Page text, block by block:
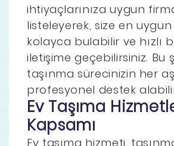
ihtiyaçlarınıza uygun
listeleyerek, size en
kolayca bulabilir ve hızlı
iletişime geçebilirsiniz. Bu
taşınma sürecinizin her
profesyonel destek
Ev Taşıma
Kapsamı
Ev taşıma hizmeti,